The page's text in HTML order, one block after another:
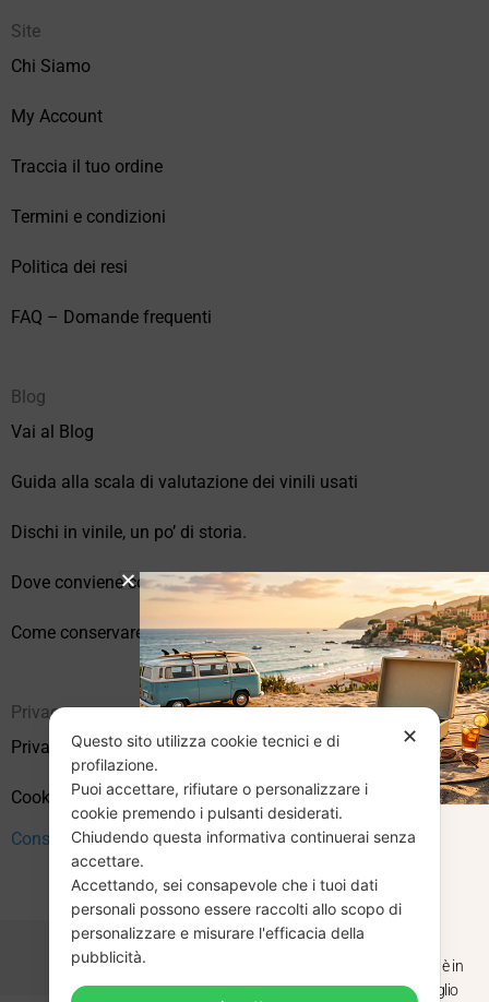
Site
Chi Siamo
My Account
Traccia il tuo ordine
Termini e condizioni
Politica dei resi
FAQ – Domande frequenti
Blog
Vai al Blog
Guida alla scala di valutazione dei vinili usati
Dischi in vinile, un po’ di storia.
Dove conviene comprare vinili online?
Come conservare correttamente i vinili usati
Privacy
Privacy Policy
Cookie Policy (UE)
Consenso
✕
Questo sito utilizza cookie tecnici e di
profilazione.
Puoi accettare, rifiutare o personalizzare i
cookie premendo i pulsanti desiderati.
Chiudendo questa informativa continuerai senza
accettare.
Accettando, sei consapevole che i tuoi dati
personali possono essere raccolti allo scopo di
personalizzare e misurare l'efficacia della
pubblicità.
CHIUSURA
ESTIVA
Dal 29 luglio al 31 agosto venditaviniliusati.it è in
pausa estiva. Gli ordini ricevuti entro il 29 luglio